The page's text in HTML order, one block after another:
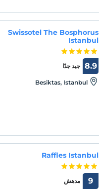
Swissotel The Bosphorus
Istanbul
جيد جدًا 8.9
Besiktas, Istanbul
Raffles Istanbul
مدهش 9